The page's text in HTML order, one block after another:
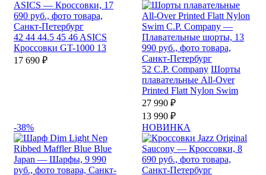
42 44 44.5 45 46 ASICS
Кроссовки GT-1000 13
17 690 ₽
52 C.P. Company Шорты
плавательные All-Over
Printed Flatt Nylon Swim
27 990 ₽
13 990 ₽
-38%
НОВИНКА